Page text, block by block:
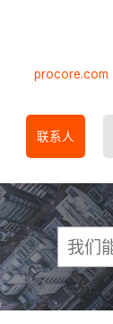
procore.com
联系人